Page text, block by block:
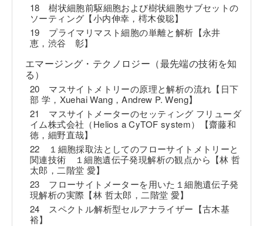
18 樹状細胞前駆細胞および樹状細胞サブセットの
ソーティング【小内伸幸，樗木俊聡】
19 プライマリマスト細胞の単離と解析【永井
恵，渋谷 彰】
エマージング・テクノロジー（最先端の技術を知
る）
20 マスサイトメトリーの原理と解析の流れ【日下
部 学，Xuehai Wang，Andrew P. Weng】
21 マスサイトメーターのセッティング フリューダ
イム株式会社（Helios a CyTOF system）【齋藤和
徳，細野直哉】
22 １細胞採取法としてのフローサイトメトリーと
関連技術 １細胞遺伝子発現解析の観点から【林 哲
太郎，二階堂 愛】
23 フローサイトメーターを用いた１細胞遺伝子発
現解析の実際【林 哲太郎，二階堂 愛】
24 スペクトル解析型セルアナライザー【古木基
裕】